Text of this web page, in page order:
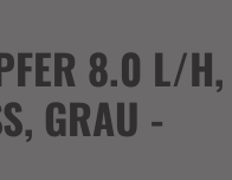
8.0 L/H,
GRAU -